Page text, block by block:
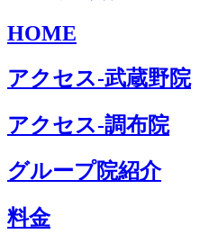
HOME
アクセス-武蔵野院
アクセス-調布院
グループ院紹介
料金